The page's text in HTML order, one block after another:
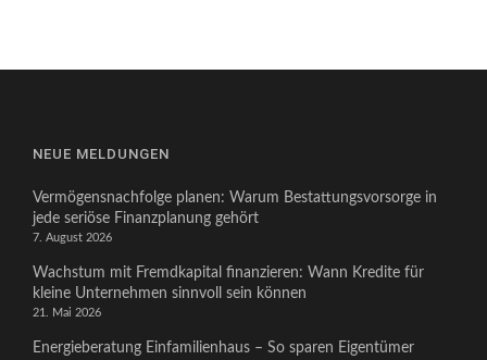
NEUE MELDUNGEN
Vermögensnachfolge planen: Warum Bestattungsvorsorge in
jede seriöse Finanzplanung gehört
7. August 2026
Wachstum mit Fremdkapital finanzieren: Wann Kredite für
kleine Unternehmen sinnvoll sein können
21. Mai 2026
Energieberatung Einfamilienhaus – So sparen Eigentümer